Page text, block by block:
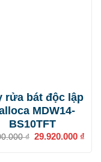
rửa bát độc lập
MDW14-
BS10TFT
₫ Giá
29.920.000 ₫